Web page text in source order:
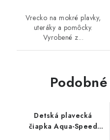
Vrecko na mokré plavky,
uteráky a pomôcky.
Vyrobené z...
Detská plavecká
čiapka Aqua-Speed